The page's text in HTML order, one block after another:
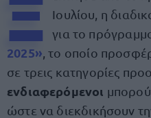
Ιουλίου, η
για το
2025» , το οποίο
σε τρεις κατηγορίες
ενδιαφερόμενοι
ώστε να διεκδικήσουν